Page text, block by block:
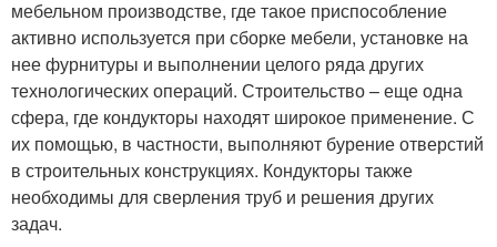
мебельном производстве, где такое приспособление
активно используется при сборке мебели, установке на
нее фурнитуры и выполнении целого ряда других
технологических операций. Строительство – еще одна
сфера, где кондукторы находят широкое применение. С
их помощью, в частности, выполняют бурение отверстий
в строительных конструкциях. Кондукторы также
необходимы для сверления труб и решения других
задач.